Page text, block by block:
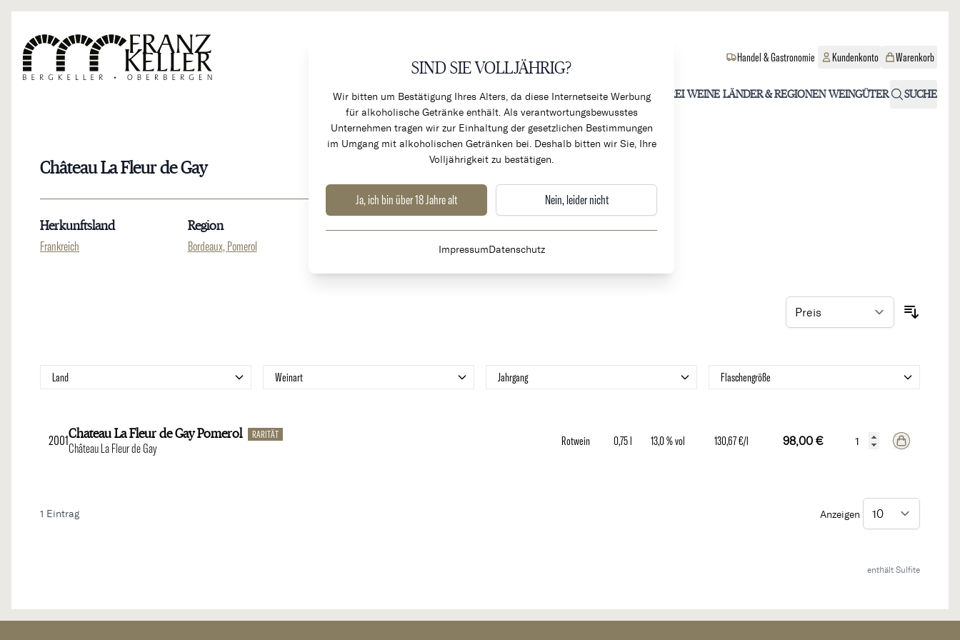
SIND SIE VOLLJÄHRIG?
Wir bitten um Bestätigung Ihres Alters, da diese Internetseite Werbung
für alkoholische Getränke enthält. Als verantwortungsbewusstes
Unternehmen tragen wir zur Einhaltung der gesetzlichen Bestimmungen
im Umgang mit alkoholischen Getränken bei. Deshalb bitten wir Sie, Ihre
Volljährigkeit zu bestätigen.
Ja, ich bin über 18 Jahre alt Nein, leider nicht
ImpressumDatenschutz
KÜCHENPRODUKTE & ALKOHOLFREI WEINE LÄNDER & REGIONEN WEINGÜTER SUCHE
Handel & Gastronomie Kundenkonto Warenkorb
Château La Fleur de Gay
Herkunftsland
Frankreich
Region
Bordeaux, Pomerol www.chateau-la-fleur-de-gay.com/
LandFilter WeinartFilter JahrgangFilter Flaschengröße
2001Chateau La Fleur de Gay Pomerol RARITÄT
Château La Fleur de Gay Rotwein 0,75 l 13,0 % vol 130,67 €/l 98,00 €
1 Eintrag Anzeigen
enthält Sulfite